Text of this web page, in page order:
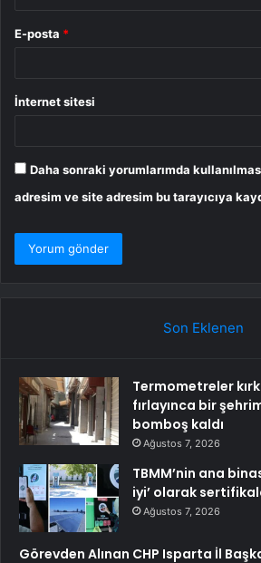
E-posta *
İnternet sitesi
Daha sonraki yorumlarımda
adresim ve site adresim bu tarayıcıya
Son Eklenen
Termometreler
fırlayınca bir
bomboş kaldı
Ağustos 7, 2026
TBMM’nin ana
iyi’ olarak
Ağustos 7, 2026
Görevden Alınan CHP Isparta İl